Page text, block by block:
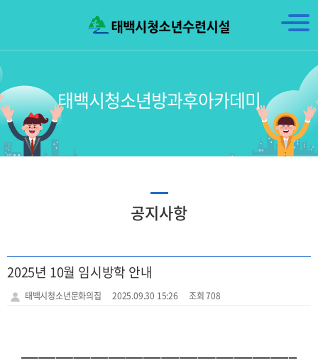
태백시청소년방과후아카데미
공지사항
2025년 10월 임시방학 안내
태백시청소년문화의집 2025.09.30 15:26 조회 708